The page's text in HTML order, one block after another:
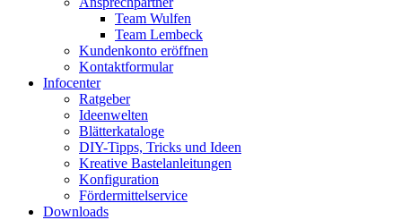
Team Wulfen
Team Lembeck
Kundenkonto eröffnen
Kontaktformular
Infocenter
Ratgeber
Ideenwelten
Blätterkataloge
DIY-Tipps, Tricks und Ideen
Kreative Bastelanleitungen
Konfiguration
Fördermittelservice
Downloads